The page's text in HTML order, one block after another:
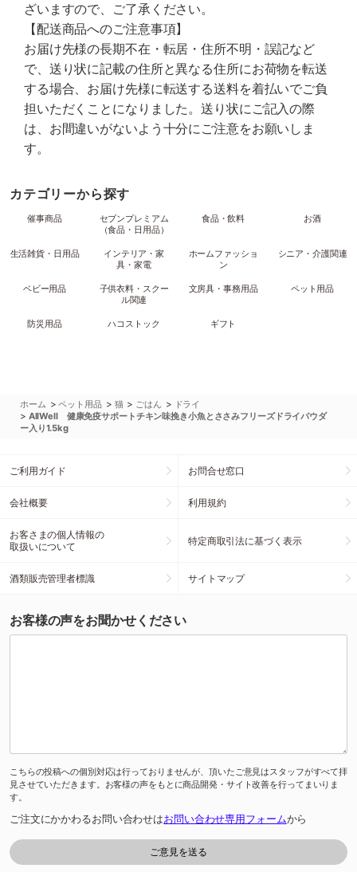
ざいますので、ご了承ください。
【配送商品へのご注意事項】
お届け先様の長期不在・転居・住所不明・誤記など
で、送り状に記載の住所と異なる住所にお荷物を転送
する場合、お届け先様に転送する送料を着払いでご負
担いただくことになりました。送り状にご記入の際
は、お間違いがないよう十分にご注意をお願いしま
す。
カテゴリーから探す
催事商品
セブンプレミアム
（食品・日用品）
食品・飲料 お酒
生活雑貨・日用品
インテリア・家
具・家電
ホームファッショ
ン
シニア・介護関連
ベビー用品
子供衣料・スクー
ル関連
文房具・事務用品 ペット用品
防災用品 ハコストック ギフト
ホーム >ペット用品 > 猫 > ごはん > ドライ
> AllWell 健康免疫サポートチキン味挽き小魚とささみフリーズドライパウダ
ー入り1.5kg
ご利用ガイド お問合せ窓口
会社概要 利用規約
お客さまの個人情報の
取扱いについて
特定商取引法に基づく表示
酒類販売管理者標識 サイトマップ
お客様の声をお聞かせください
こちらの投稿への個別対応は行っておりませんが、頂いたご意見はスタッフがすべて拝
見させていただきます。お客様の声をもとに商品開発・サイト改善を行ってまいりま
す。
ご注文にかかわるお問い合わせはお問い合わせ専用フォームから